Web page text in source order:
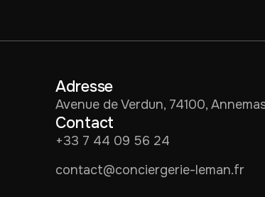
Adresse
Avenue de Verdun, 74100,
Contact
+33 7 44 09 56 24
contact@conciergerie-leman.fr